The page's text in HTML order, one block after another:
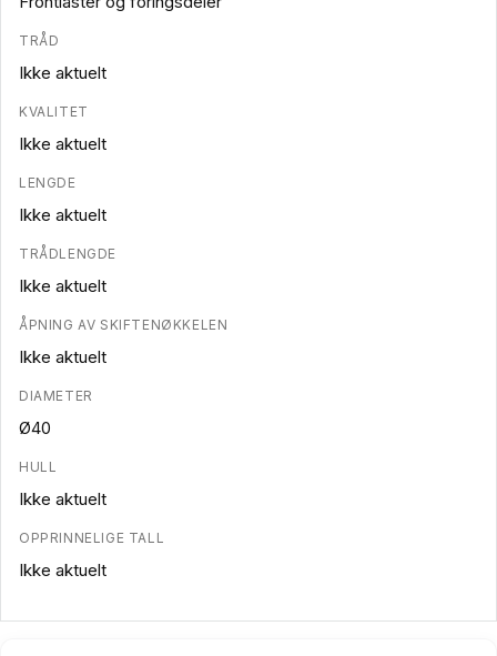
TRÅD
Ikke aktuelt
KVALITET
Ikke aktuelt
LENGDE
Ikke aktuelt
TRÅDLENGDE
Ikke aktuelt
ÅPNING AV SKIFTENØKKELEN
Ikke aktuelt
DIAMETER
Ø40
HULL
Ikke aktuelt
OPPRINNELIGE TALL
Ikke aktuelt